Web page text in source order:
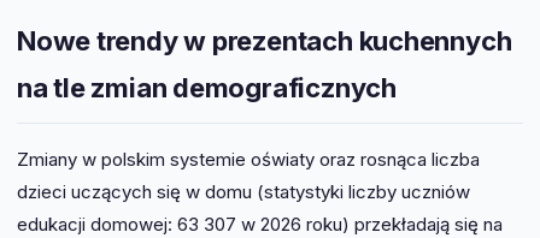
Nowe trendy w prezentach kuchennych
na tle zmian demograficznych
Zmiany w polskim systemie oświaty oraz rosnąca liczba
dzieci uczących się w domu (statystyki liczby uczniów
edukacji domowej: 63 307 w 2026 roku) przekładają się na